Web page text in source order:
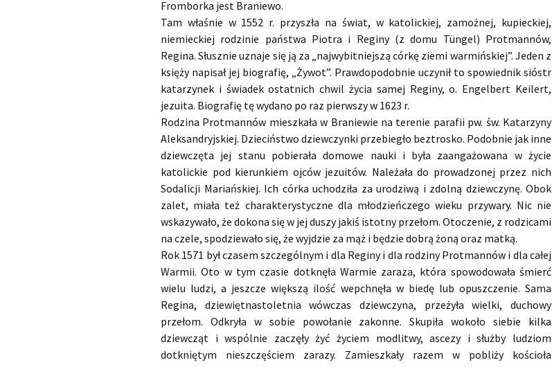
Fromborka jest Braniewo.
Tam właśnie w 1552 r. przyszła na świat, w katolickiej, zamożnej, kupieckiej,
niemieckiej rodzinie państwa Piotra i Reginy (z domu Tüngel) Protmannów,
Regina. Słusznie uznaje się ją za „najwybitniejszą córkę ziemi warmińskiej”. Jeden z
księży napisał jej biografię, „Żywot”. Prawdopodobnie uczynił to spowiednik sióstr
katarzynek i świadek ostatnich chwil życia samej Reginy, o. Engelbert Keilert,
jezuita. Biografię tę wydano po raz pierwszy w 1623 r.
Rodzina Protmannów mieszkała w Braniewie na terenie parafii pw. św. Katarzyny
Aleksandryjskiej. Dzieciństwo dziewczynki przebiegło beztrosko. Podobnie jak inne
dziewczęta jej stanu pobierała domowe nauki i była zaangażowana w życie
katolickie pod kierunkiem ojców jezuitów. Należała do prowadzonej przez nich
Sodalicji Mariańskiej. Ich córka uchodziła za urodziwą i zdolną dziewczynę. Obok
zalet, miała też charakterystyczne dla młodzieńczego wieku przywary. Nic nie
wskazywało, że dokona się w jej duszy jakiś istotny przełom. Otoczenie, z rodzicami
na czele, spodziewało się, że wyjdzie za mąż i będzie dobrą żoną oraz matką.
Rok 1571 był czasem szczególnym i dla Reginy i dla rodziny Protmannów i dla całej
Warmii. Oto w tym czasie dotknęła Warmie zaraza, która spowodowała śmierć
wielu ludzi, a jeszcze większą ilość wepchnęła w biedę lub opuszczenie. Sama
Regina, dziewiętnastoletnia wówczas dziewczyna, przeżyła wielki, duchowy
przełom. Odkryła w sobie powołanie zakonne. Skupiła wokoło siebie kilka
dziewcząt i wspólnie zaczęły żyć życiem modlitwy, ascezy i służby ludziom
dotkniętym nieszczęściem zarazy. Zamieszkały razem w pobliży kościoła